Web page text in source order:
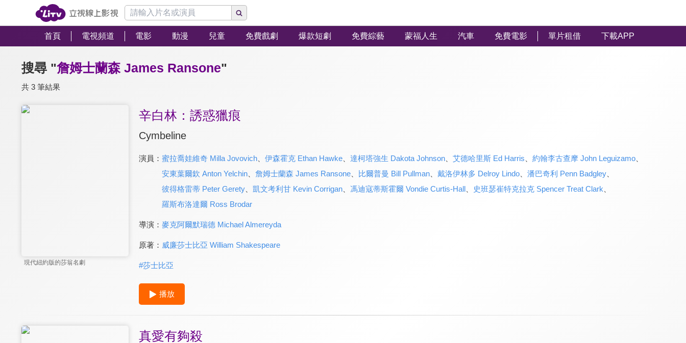
首頁 電視頻道 電影 動漫 兒童 免費戲劇 爆款短劇 免費綜藝 蒙福人生 汽車 免費電影 單片租借 下載APP
搜尋 "詹姆士蘭森 James Ransone"
共 3 筆結果
現代紐約版的莎翁名劇
辛白林：誘惑獵痕
Cymbeline
演員： 蜜拉喬娃維奇 Milla Jovovich、 伊森霍克 Ethan Hawke、 達柯塔強生 Dakota Johnson、 艾德哈里斯 Ed Harris 約翰李古查摩 John Leguizamo、
安東葉爾欽 Anton Yelchin、 詹姆士蘭森 James Ransone、 比爾普曼 Bill Pullman、 戴洛伊林多 Delroy Lindo、 潘巴奇利 Penn Badgley、
彼得格雷蒂 Peter Gerety、 凱文考利甘 Kevin Corrigan、 馮迪寇蒂斯霍爾 Vondie Curtis-Hall、 史班瑟崔特克拉克 Spencer Treat Clark
羅斯布洛達爾 Ross Brodar
導演： 麥克阿爾默瑞德 Michael Almereyda
原著： 威廉莎士比亞 William Shakespeare
#莎士比亞
播放
真愛有夠殺